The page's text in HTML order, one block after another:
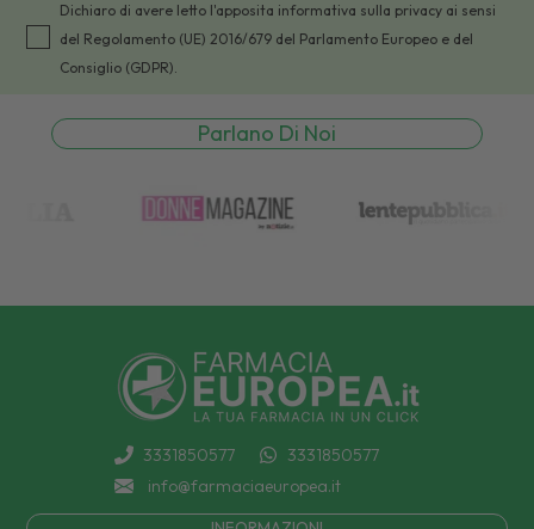
Dichiaro di avere letto l'apposita informativa sulla privacy ai sensi
del Regolamento (UE) 2016/679 del Parlamento Europeo e del
Consiglio (GDPR).
Parlano Di Noi
3331850577
3331850577
info@farmaciaeuropea.it